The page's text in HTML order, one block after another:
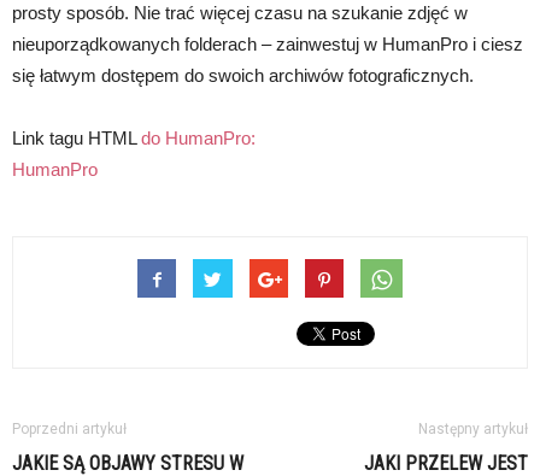
prosty sposób. Nie trać więcej czasu na szukanie zdjęć w
nieuporządkowanych folderach – zainwestuj w HumanPro i ciesz
się łatwym dostępem do swoich archiwów fotograficznych.
Link tagu HTMLdo HumanPro:
HumanPro
Poprzedni artykuł
JAKIE SĄ OBJAWY STRESU W
Następny artykuł
JAKI PRZELEW JEST